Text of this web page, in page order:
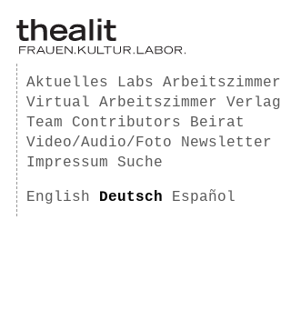
Aktuelles Labs
Arbeitszimmer
Virtual Arbeitszimmer
Verlag
Team
Contributors
Beirat
Video/Audio/Foto
Newsletter
Impressum
Suche
English Deutsch Español